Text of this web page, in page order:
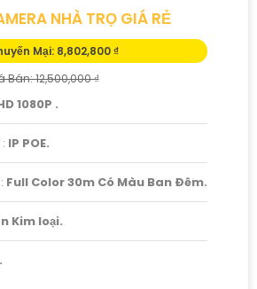
NHÀ TRỌ GIÁ RẺ
Mại: 8,802,800 ₫
Bán: 12,500,000 ₫
1080P .
IP POE.
Full Color 30m Có Màu Ban Ðêm.
Kim loại.